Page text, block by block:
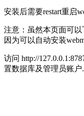
安装后需要restart重启
注意：虽然本页面可以
因为可以自动安装
访问 http://
置数据库及管理员账户.